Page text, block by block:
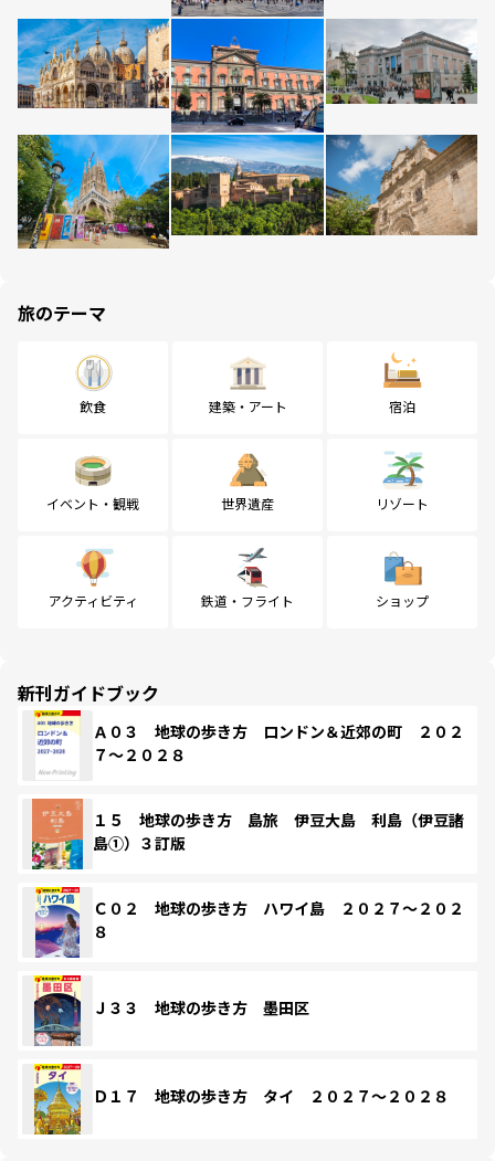
旅のテーマ
飲食 建築・アート 宿泊
イベント・観戦 世界遺産 リゾート
アクティビティ 鉄道・フライト ショップ
新刊ガイドブック
Ａ０３ 地球の歩き方 ロンドン＆近郊の町 ２０２
７～２０２８
１５ 地球の歩き方 島旅 伊豆大島 利島（伊豆諸
島①）３訂版
Ｃ０２ 地球の歩き方 ハワイ島 ２０２７～２０２
８
Ｊ３３ 地球の歩き方 墨田区
Ｄ１７ 地球の歩き方 タイ ２０２７～２０２８